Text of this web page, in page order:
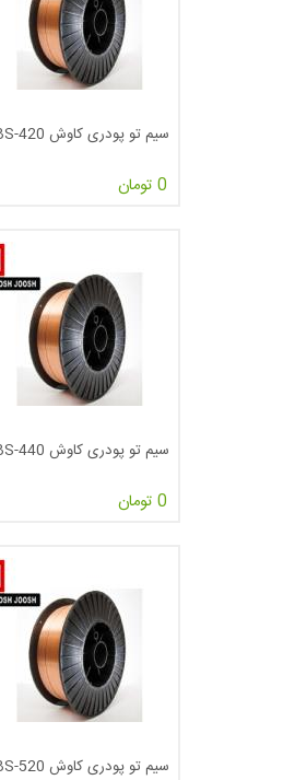
سیم تو پودری کاوش KJTUBS-420
0 تومان
سیم تو پودری کاوش KJTUBS-440
0 تومان
سیم تو پودری کاوش KJTUBS-520